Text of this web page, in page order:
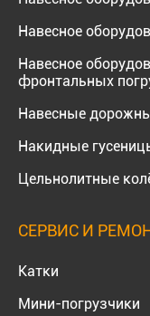
Навесное
Навесное
фронтальных
Навесные
Накидные
Цельнолитные
СЕРВИС И
Катки
Мини-погрузчики